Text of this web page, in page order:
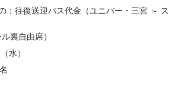
：往復送迎バス代金（ユニバー・三宮 ～ ス
裏自由席）
水）